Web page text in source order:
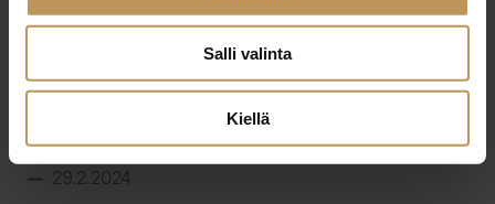
Salli valinta
Kiellä
29.2.2024